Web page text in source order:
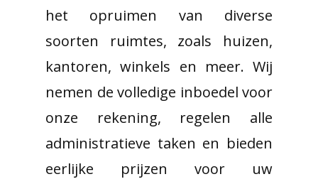
het opruimen van diverse
soorten ruimtes, zoals huizen,
kantoren, winkels en meer. Wij
nemen de volledige inboedel voor
onze rekening, regelen alle
administratieve taken en bieden
eerlijke prijzen voor uw